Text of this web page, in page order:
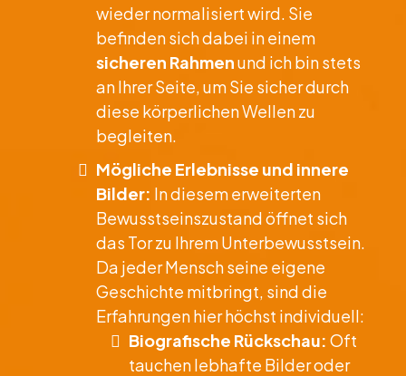
wieder normalisiert wird. Sie
befinden sich dabei in einem
sicheren Rahmenund ich bin stets
an Ihrer Seite, um Sie sicher durch
diese körperlichen Wellen zu
begleiten.
Mögliche Erlebnisse und innere
Bilder: In diesem erweiterten
Bewusstseinszustand öffnet sich
das Tor zu Ihrem Unterbewusstsein.
Da jeder Mensch seine eigene
Geschichte mitbringt, sind die
Erfahrungen hier höchst individuell:
Biografische Rückschau: Oft
tauchen lebhafte Bilder oder